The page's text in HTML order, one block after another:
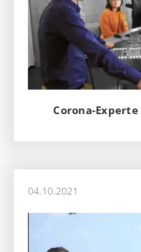
Corona-
04.10.2021